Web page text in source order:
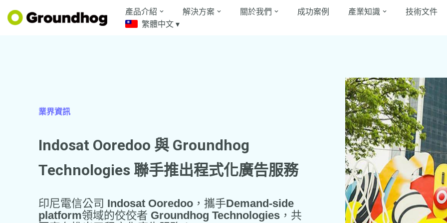
Skip
產品介紹 解決方案 關於我們 成功案例 產業知識
技術文件
繁體中文 ▾
業界資訊
Indosat Ooredoo 與 Groundhog
Technologies 聯手推出程式化廣告服務
印尼電信公司 Indosat Ooredoo ，攜手Demand-side
platform領域的佼佼者 Groundhog Technologies ，共